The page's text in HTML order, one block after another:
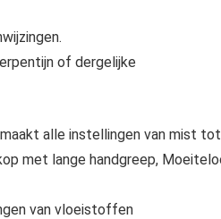
of dergelijke
alle instellingen van mist
met lange handgreep,
van vloeistoffen